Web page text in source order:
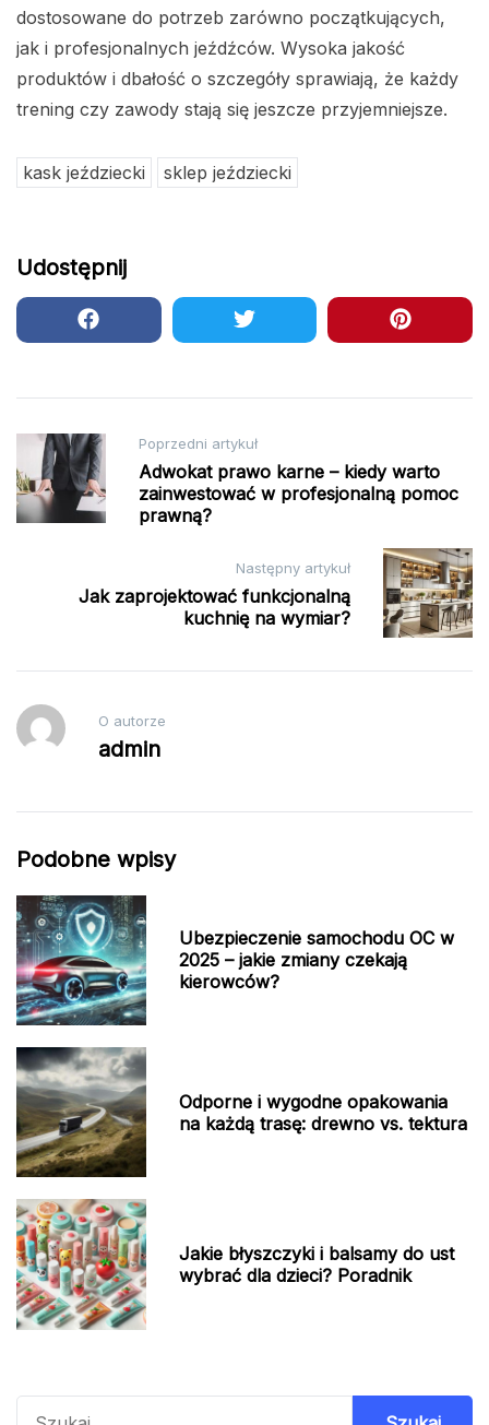
dostosowane do potrzeb zarówno początkujących,
jak i profesjonalnych jeźdźców. Wysoka jakość
produktów i dbałość o szczegóły sprawiają, że każdy
trening czy zawody stają się jeszcze przyjemniejsze.
kask jeździecki sklep jeździecki
Udostępnij
Nawigacja
wpisu
Poprzedni artykuł
Adwokat prawo karne – kiedy warto
zainwestować w profesjonalną pomoc
prawną?
Następny artykuł
Jak zaprojektować funkcjonalną
kuchnię na wymiar?
O autorze
admin
Podobne wpisy
Ubezpieczenie samochodu OC w
2025 – jakie zmiany czekają
kierowców?
Odporne i wygodne opakowania
na każdą trasę: drewno vs. tektura
Jakie błyszczyki i balsamy do ust
wybrać dla dzieci? Poradnik